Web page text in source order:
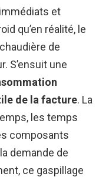
et
qu’en réalité, le
de
S’ensuit une
de la facture. La
les temps
composants
demande de
ce gaspillage